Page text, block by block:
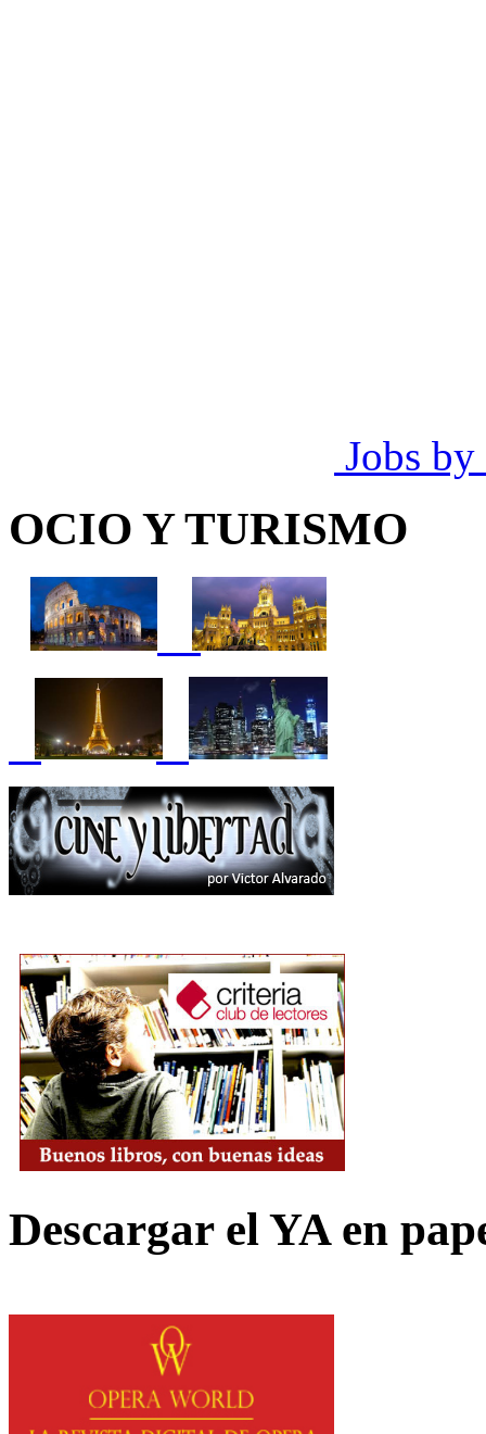
Jobs by
OCIO Y TURISMO
Descargar el YA en